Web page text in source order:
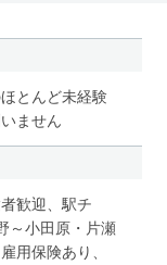
とんど未経験
ません
歓迎、駅チ
～小田原・片瀬
用保険あり、